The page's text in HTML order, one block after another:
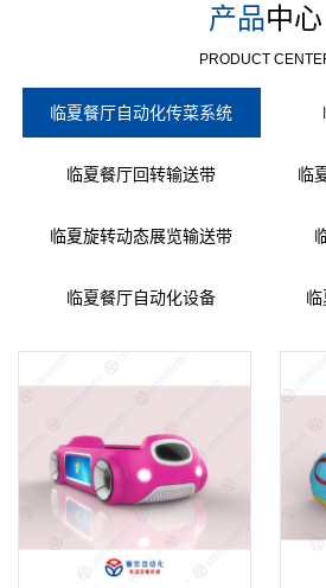
产品中心
PRODUCT
临夏餐厅自动化传菜系统
临夏餐厅回转输送带 临
临夏旋转动态展览输送带
临夏餐厅自动化设备